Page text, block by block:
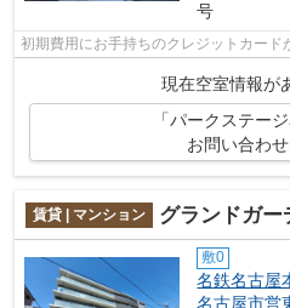
号
初期費用にお手持ちのクレジットカード
現在空室情報が
「パークステー
お問い合わ
賃貸 | マンション グランドガー
敷0
名鉄名古屋
名古屋市営